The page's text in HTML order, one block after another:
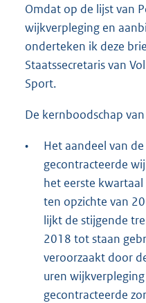
Omdat op de lijst van
wijkverpleging en
onderteken ik deze
Staatssecretaris van
Sport.
De kernboodschap
•
Het aandeel van
gecontracteerde
het eerste
ten opzichte van
lijkt de stijgende
2018 tot staan
veroorzaakt door
uren
gecontracteerde